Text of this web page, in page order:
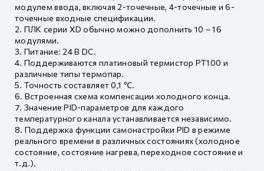
модулем ввода, включая 2-точечные, 4-точечные и 6-
точечные входные спецификации.
ПЛК серии XD обычно можно дополнить 10 ~ 16
модулями.
Питание: 24 В DC.
Поддерживаются платиновый термистор PT100 и
различные типы термопар.
Точность составляет 0,1 ℃.
Встроенная схема компенсации холодного конца.
Значение PID-параметров для каждого
температурного канала устанавливается независимо.
Поддержка функции самонастройки PID в режиме
реального времени в различных состояниях (холодное
состояние, состояние нагрева, переходное состояние и
т.д.).